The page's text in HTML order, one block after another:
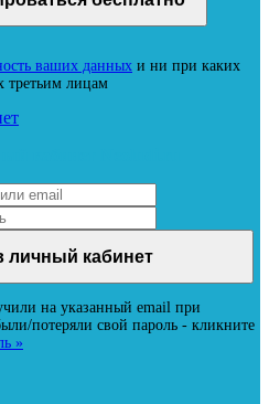
ваших данных и ни при каких
третьим лицам
на указанный email при
потеряли свой пароль - кликните
»